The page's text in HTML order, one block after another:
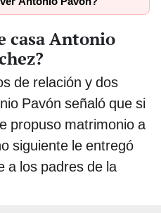
casa Antonio
de relación y dos
Pavón señaló que si
propuso matrimonio a
siguiente le entregó
a los padres de la